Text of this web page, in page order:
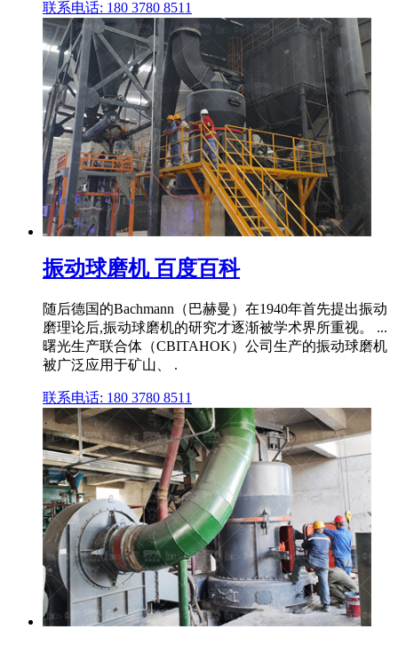
联系电话: 180 3780 8511
振动球磨机 百度百科
随后德国的Bachmann（巴赫曼）在1940年首先提出振动
磨理论后,振动球磨机的研究才逐渐被学术界所重视。 ...
曙光生产联合体（CBITAHOK）公司生产的振动球磨机
被广泛应用于矿山、 .
联系电话: 180 3780 8511